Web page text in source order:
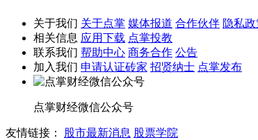
关于我们 关于点掌 媒体报道 合作伙伴 隐私
相关信息 应用下载 点掌投教
联系我们 帮助中心 商务合作 公告
加入我们 申请认证砖家 招贤纳士 点掌发布
点掌财经微信公众号
友情链接： 股市最新消息 股票学院